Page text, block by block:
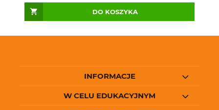
DO KOSZYKA
INFORMACJE
W CELU EDUKACYJNYM